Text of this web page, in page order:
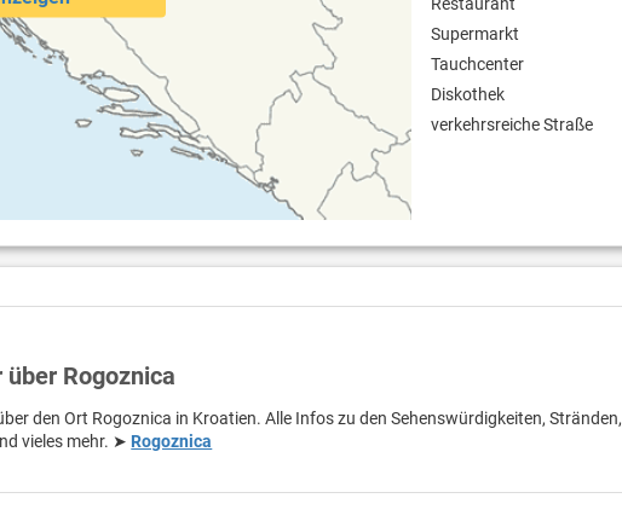
Restaurant
Supermarkt
Tauchcenter
Diskothek
verkehrsreiche Straße
Rogoznica
den Ort Rogoznica in Kroatien. Alle Infos zu den Sehenswürdigkeiten, Stränden,
vieles mehr. ➤ Rogoznica